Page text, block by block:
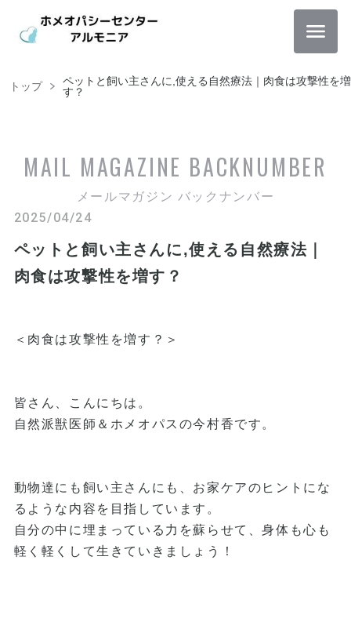
トップ
ペットと飼い主さんに,使える自然療法｜肉食は攻撃性を増
す？
MAIL MAGAZINE BACKNUMBER
メールマガジン バックナンバー
2025/04/24
ペットと飼い主さんに,使える自然療法｜
肉食は攻撃性を増す？
＜肉食は攻撃性を増す？＞
皆さん、こんにちは。
自然派獣医師＆ホメオパスの今村香です。
動物達にも飼い主さんにも、お家ケアのヒントにな
るような内容を目指しています。
自分の中に埋まっている力を蘇らせて、身体も心も
軽く軽くして生きていきましょう！